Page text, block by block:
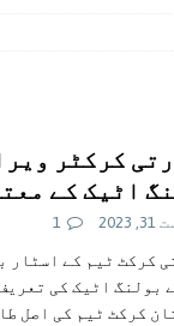
کرکٹر
اٹیک کے
1
کرکٹ ٹیم کے اسٹار
بولنگ اٹیک کی
کرکٹ ٹیم کی اصل